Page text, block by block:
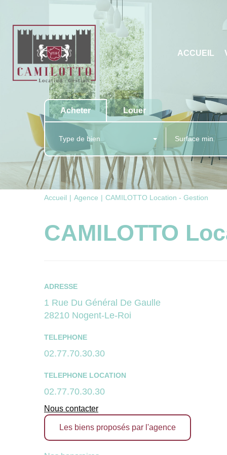
ACCUEIL
Acheter Louer
Type de bien
Accueil Agence CAMILOTTO Location - Gestion
CAMILOTTO
ADRESSE
1 Rue Du Général De Gaulle
28210 Nogent-Le-Roi
TELEPHONE
02.77.70.30.30
TELEPHONE LOCATION
02.77.70.30.30
Nous contacter
Les biens proposés par l'agence